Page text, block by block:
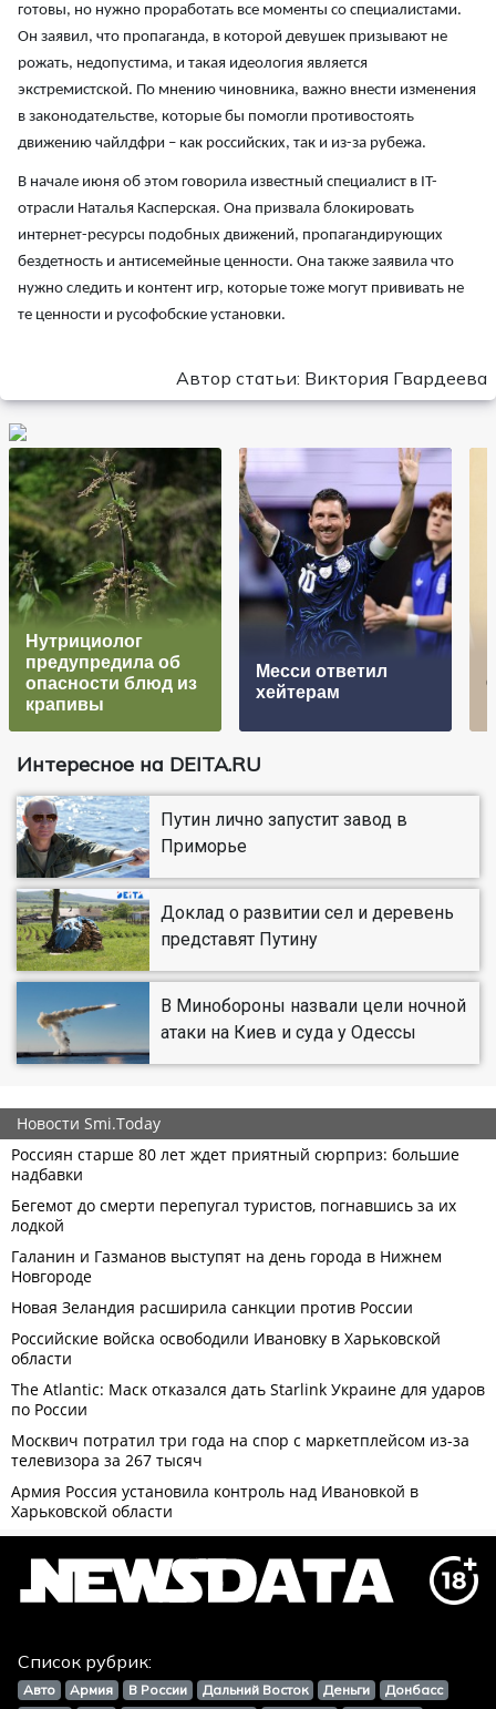
готовы, но нужно проработать все моменты со специалистами.
Он заявил, что пропаганда, в которой девушек призывают не
рожать, недопустима, и такая идеология является
экстремистской. По мнению чиновника, важно внести изменения
в законодательстве, которые бы помогли противостоять
движению чайлдфри – как российских, так и из-за рубежа.
В начале июня об этом говорила известный специалист в IT-
отрасли Наталья Касперская. Она призвала блокировать
интернет-ресурсы подобных движений, пропагандирующих
бездетность и антисемейные ценности. Она также заявила что
нужно следить и контент игр, которые тоже могут прививать не
те ценности и русофобские установки.
Автор статьи: Виктория Гвардеева
Нутрициолог
предупредила об
опасности блюд из
крапивы
Месси ответил
хейтерам
Интересное на DEITA.RU
Путин лично запустит завод в
Приморье
Доклад о развитии сел и деревень
представят Путину
В Минобороны назвали цели ночной
атаки на Киев и суда у Одессы
Список рубрик:
Авто Армия В России Дальний Восток Деньги
Донбасс